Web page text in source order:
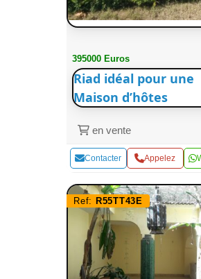
395000 Euros
Riad idéal pour une
Maison d’hôtes
en vente
Contacter Appelez
Ref: R55TT43E